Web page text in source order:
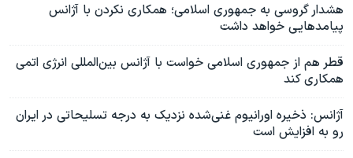
هشدار گروسی به جمهوری اسلامی؛ همکاری نکردن با آژانس
پیامدهایی خواهد داشت
قطر هم از جمهوری اسلامی خواست با آژانس بین‌المللی انرژی اتمی
همکاری کند
آژانس: ذخیره اورانیوم غنی‌شده نزدیک به درجه تسلیحاتی در ایران
رو به افزایش است